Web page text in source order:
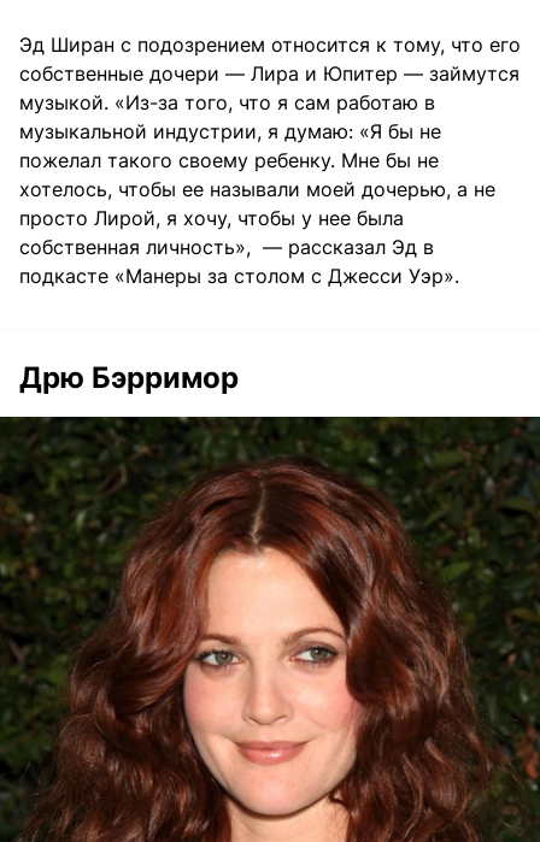
Эд Ширан с подозрением относится к тому, что его
собственные дочери — Лира и Юпитер — займутся
музыкой. «Из-за того, что я сам работаю в
музыкальной индустрии, я думаю: «Я бы не
пожелал такого своему ребенку. Мне бы не
хотелось, чтобы ее называли моей дочерью, а не
просто Лирой, я хочу, чтобы у нее была
собственная личность», — рассказал Эд в
подкасте «Манеры за столом с Джесси Уэр».
Дрю Бэрримор